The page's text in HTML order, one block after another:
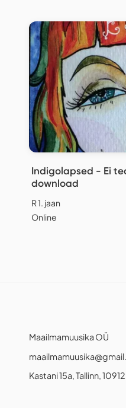
Indigolapsed - Ei
download
R 1. jaan
Online
Maailmamuusika OÜ
Kastani 15a, Tallinn,